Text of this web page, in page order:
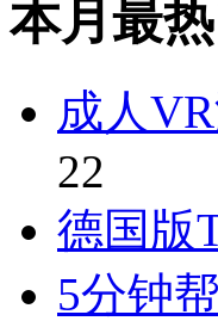
本月最
成人
22
德国版
5分钟